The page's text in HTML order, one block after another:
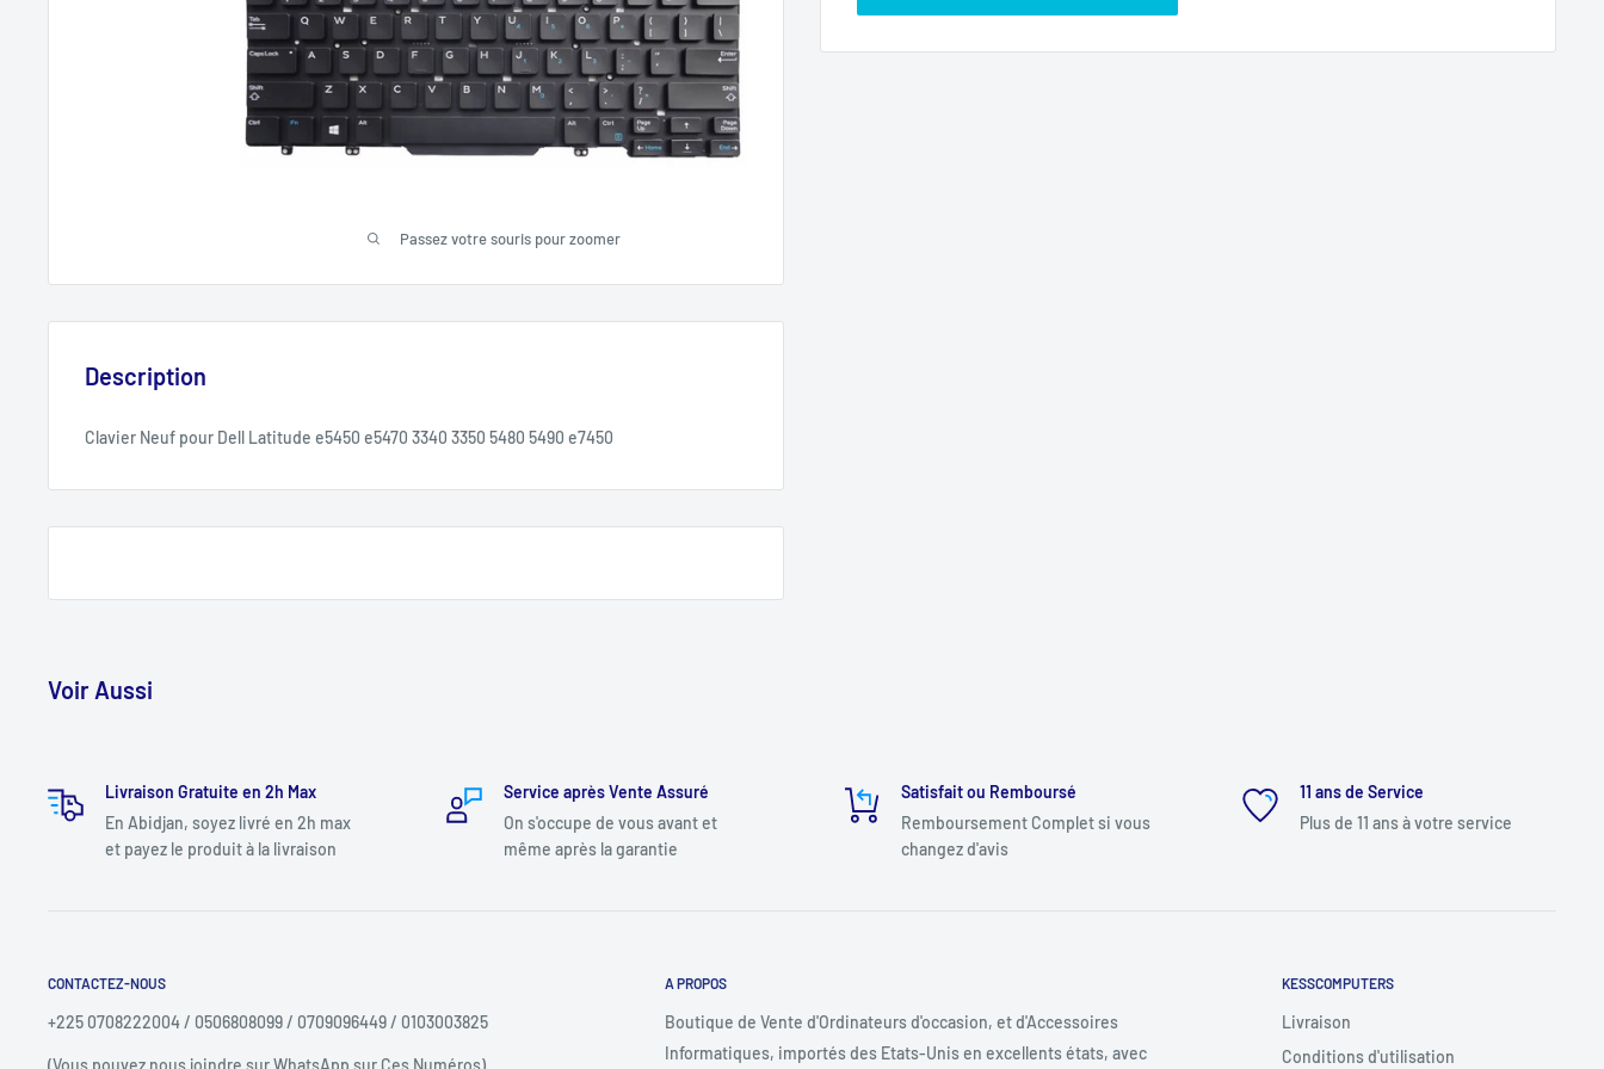
Passez votre souris pour zoomer
Description
Clavier Neuf pour Dell Latitude e5450 e5470 3340 3350 5480 5490 e7450
Voir Aussi
Livraison Gratuite en 2h Max
En Abidjan, soyez livré en 2h max
et payez le produit à la livraison
Service après Vente Assuré
On s'occupe de vous avant et
même après la garantie
Satisfait ou Remboursé
Remboursement Complet si vous
changez d'avis
11 ans de Service
Plus de 11 ans à votre service
CONTACTEZ-NOUS
+225 0708222004 / 0506808099 / 0709096449 / 0103003825
(Vous pouvez nous joindre sur WhatsApp sur Ces Numéros)
A PROPOS
Boutique de Vente d'Ordinateurs d'occasion, et d'Accessoires
Informatiques, importés des Etats-Unis en excellents états, avec
KESSCOMPUTERS
Livraison
Conditions d'utilisation